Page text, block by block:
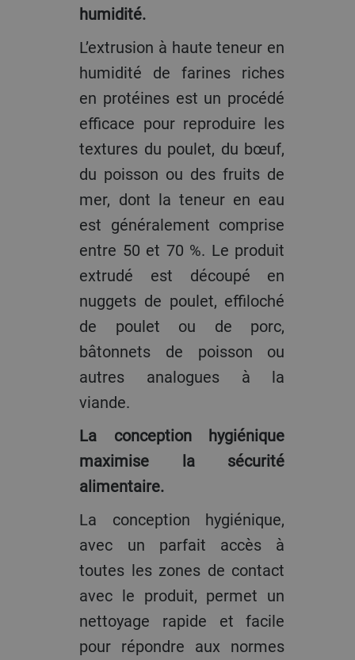
humidité.
L’extrusion à haute teneur en
humidité de farines riches
en protéines est un procédé
efficace pour reproduire les
textures du poulet, du bœuf,
du poisson ou des fruits de
mer, dont la teneur en eau
est généralement comprise
entre 50 et 70 %. Le produit
extrudé est découpé en
nuggets de poulet, effiloché
de poulet ou de porc,
bâtonnets de poisson ou
autres analogues à la
viande.
La conception hygiénique
maximise la sécurité
alimentaire.
La conception hygiénique,
avec un parfait accès à
toutes les zones de contact
avec le produit, permet un
nettoyage rapide et facile
pour répondre aux normes